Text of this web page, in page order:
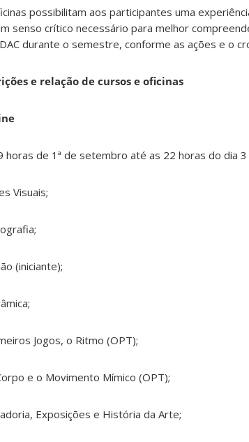
possibilitam aos participantes uma
senso crítico necessário para melhor
durante o semestre, conforme as ações e o
e relação de cursos e oficinas
horas de 1ª de setembro até as 22 horas do dia
Visuais;
(iniciante);
Jogos, o Ritmo (OPT);
e o Movimento Mímico (OPT);
Exposições e História da Arte;